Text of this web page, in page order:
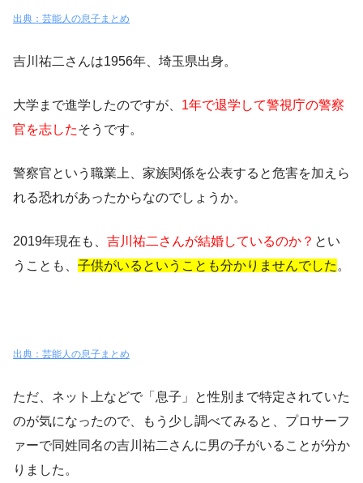
出典：芸能人の息子まとめ
吉川祐二さんは1956年、埼玉県出身。
大学まで進学 したのですが、 1年で退学して警視庁の警察
官を志したそうです。
警察官という職業上、家族関係を公表すると危害を加えら
れる恐れがあったからなのでしょうか。
2019年現在も、 吉川祐二さんが結婚しているのか？ とい
うことも、 子供がいるということも分かりませんでした 。
出典：芸能人の息子まとめ
ただ、ネット上などで「息子」と性別まで特定されていた
のが気になったので、
もう少し調べてみると、プロサーフ
ァーで同姓同名の吉川祐二さんに男の子がいることが分か
りました 。